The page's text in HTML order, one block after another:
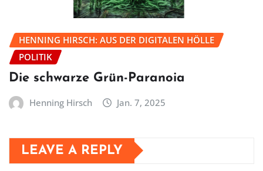
HENNING HIRSCH: AUS DER DIGITALEN HÖLLE
POLITIK
Die schwarze Grün-Paranoia
Henning Hirsch Jan. 7, 2025
LEAVE A REPLY